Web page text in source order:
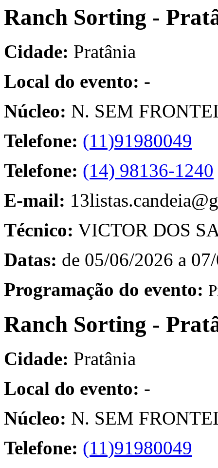
Ranch Sorting -
Cidade: Pratânia
Local do evento: -
Núcleo: N. SEM
Telefone: (11)91980049
Telefone: (14) 98136-1240
E-mail:
Técnico: VICTOR DOS
Datas: de 05/06/2026 a
Programação do evento:
Ranch Sorting -
Cidade: Pratânia
Local do evento: -
Núcleo: N. SEM
Telefone: (11)91980049